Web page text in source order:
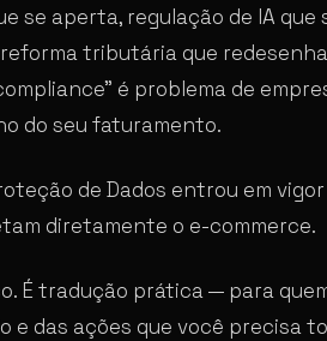
se aperta, regulação de IA
tributária que
é problema de
do seu faturamento.
de Dados entrou em
diretamente o e-commerce.
É tradução prática — para
e das ações que você precisa